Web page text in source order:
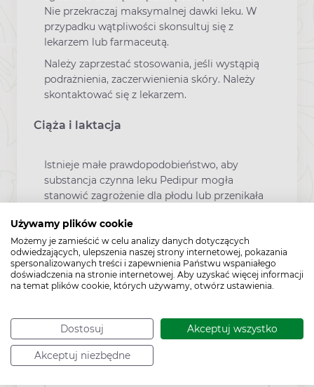
Używamy plików cookie
Możemy je zamieścić w celu analizy danych dotyczących
odwiedzających, ulepszenia naszej strony internetowej, pokazania
spersonalizowanych treści i zapewnienia Państwu wspaniałego
doświadczenia na stronie internetowej. Aby uzyskać więcej informacji
na temat plików cookie, których używamy, otwórz ustawienia.
Dostosuj Akceptuj wszystko
Akceptuj niezbędne
Nie przekraczaj maksymalnej dawki leku. W
przypadku wątpliwości skonsultuj się z
lekarzem lub farmaceutą.
Należy zaprzestać stosowania, jeśli wystąpią
podrażnienia, zaczerwienienia skóry. Należy
skontaktować się z lekarzem.
Ciąża i laktacja
Istnieje małe prawdopodobieństwo, aby
substancja czynna leku Pedipur mogła
stanowić zagrożenie dla płodu lub przenikała
wobec braku odpowiednich badań, lek może
być stosowany u kobiet w ciąży i karmiących
piersią tylko po konsultacji z lekarzem w
przypadku przewagi korzyści nad ryzykiem.
To jest lek. Dla bezpieczeństwa stosuj
go zgodnie z ulotką dołączoną do